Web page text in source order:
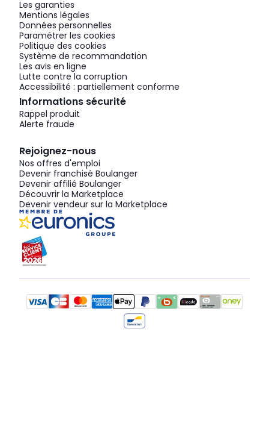
Les garanties
Mentions légales
Données personnelles
Paramétrer les cookies
Politique des cookies
Système de recommandation
Les avis en ligne
Lutte contre la corruption
Accessibilité : partiellement conforme
Informations sécurité
Rappel produit
Alerte fraude
Rejoignez-nous
Nos offres d'emploi
Devenir franchisé Boulanger
Devenir affilié Boulanger
Découvrir la Marketplace
Devenir vendeur sur la Marketplace